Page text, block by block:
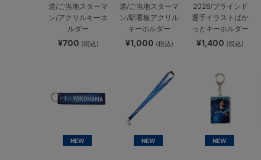
道/ご当地スターマ
ン/アクリルキーホ
ルダー
¥700 (税込)
道/ご当地スターマ
ン/駅看板アクリル
キーホルダー
¥1,000 (税込)
2026/ブラインド
選手イラストぱか
っとキーホルダー
¥1,400 (税込)
NEW NEW NEW